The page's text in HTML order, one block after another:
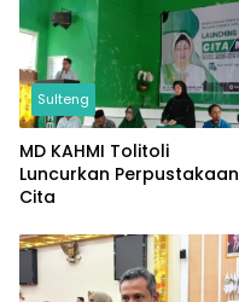
Sulteng
MD KAHMI Tolitoli
Luncurkan Perpustakaan
Cita